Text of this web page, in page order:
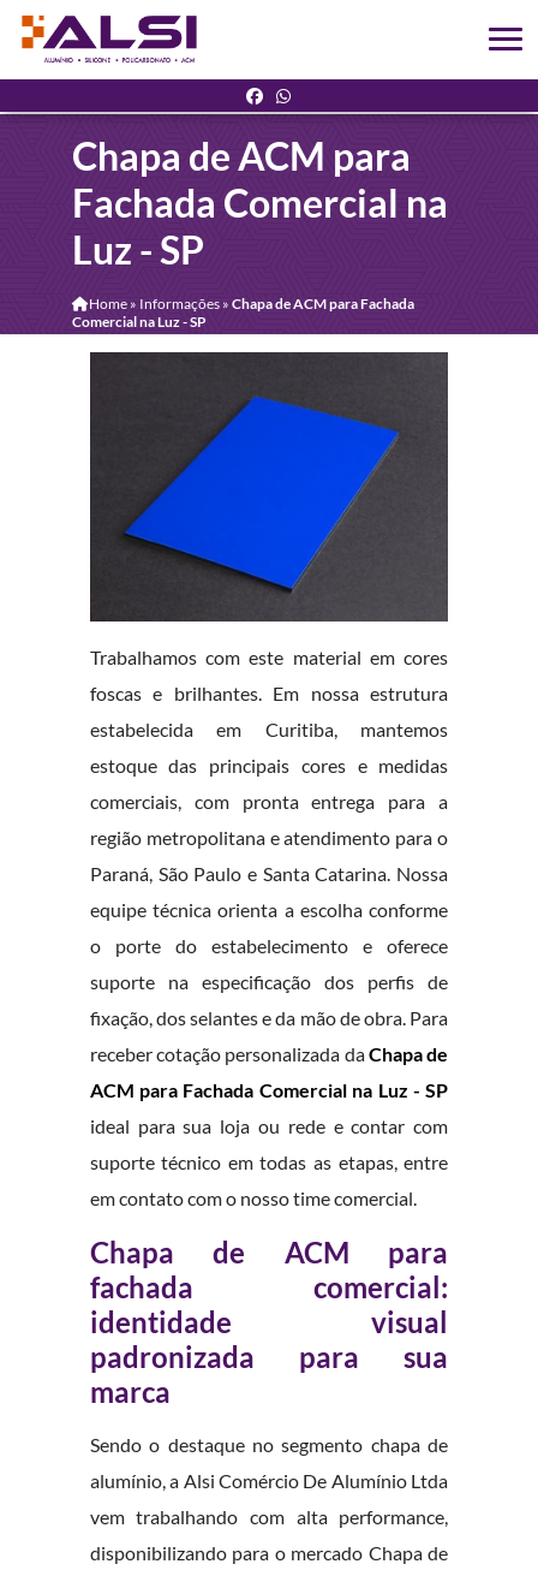
Chapa de ACM para
Fachada Comercial na
Luz - SP
Home» Informações » Chapa de ACM para Fachada
Comercial na Luz - SP
Trabalhamos com este material em cores
foscas e brilhantes. Em nossa estrutura
estabelecida em Curitiba, mantemos
estoque das principais cores e medidas
comerciais, com pronta entrega para a
região metropolitana e atendimento para o
Paraná, São Paulo e Santa Catarina. Nossa
equipe técnica orienta a escolha conforme
o porte do estabelecimento e oferece
suporte na especificação dos perfis de
fixação, dos selantes e da mão de obra. Para
receber cotação personalizada daChapa de
ACM para Fachada Comercial na Luz - SP
ideal para sua loja ou rede e contar com
suporte técnico em todas as etapas, entre
em contato com o nosso time comercial.
Chapa de ACM para
fachada comercial:
identidade visual
padronizada para sua
marca
Sendo o destaque no segmento chapa de
alumínio, a Alsi Comércio De Alumínio Ltda
vem trabalhando com alta performance,
disponibilizando para o mercado Chapa de